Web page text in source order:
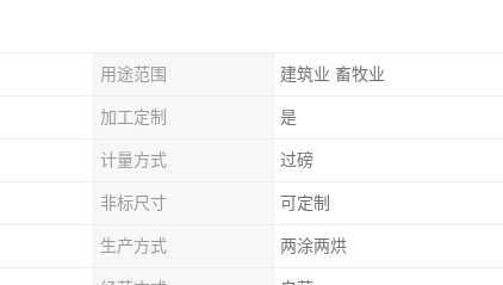
用途范围 建筑业 畜牧业
加工定制 是
计量方式 过磅
非标尺寸 可定制
生产方式 两涂两烘